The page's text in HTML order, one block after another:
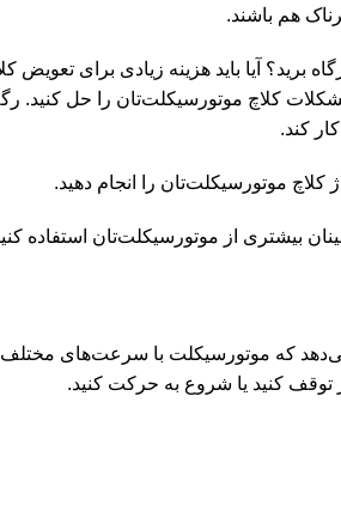
هم باشند.
آیا باید هزینه زیادی برای تعویض
کلاچ موتورسیکلت‌تان را حل کنید.
کند.
کلاچ موتورسیکلت‌تان را انجام دهید.
بیشتری از موتورسیکلت‌تان استفاده
که موتورسیکلت با سرعت‌های مختلف
کنید یا شروع به حرکت کنید.